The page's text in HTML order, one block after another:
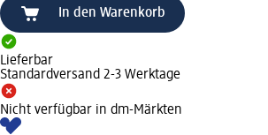
In den Warenkorb
Lieferbar
Standardversand 2-3 Werktage
Nicht verfügbar in dm-Märkten